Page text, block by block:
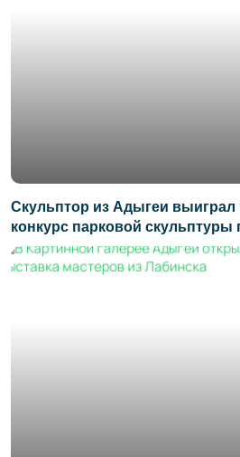
Скульптор из Адыгеи выиграл
конкурс парковой скульптуры